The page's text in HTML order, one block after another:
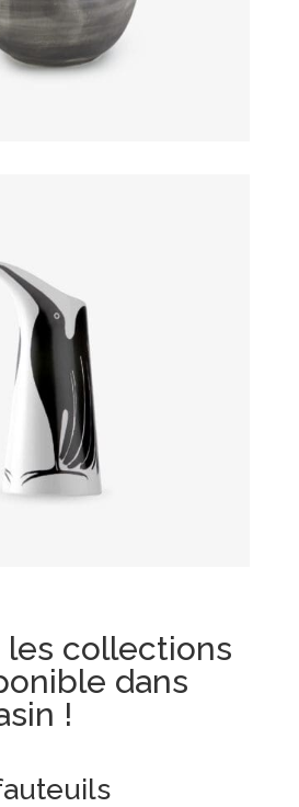
les collections
dans
!